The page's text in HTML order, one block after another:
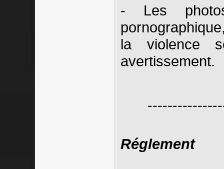
- Les
la violence
avertissement.
Réglement